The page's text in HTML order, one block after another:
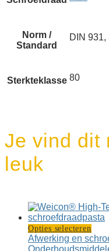
Norm /
Standard
DIN 931,
Sterkteklasse 80
Je vind dit
leuk
Opties selecterenDit
Afwerking en